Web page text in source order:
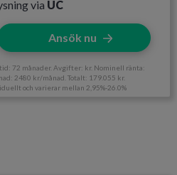
via UC
Ansök nu
72 månader. Avgifter: kr. Nominell ränta:
2480 kr/månad. Totalt: 179.055 kr.
och varierar mellan 2,95%-26.0%